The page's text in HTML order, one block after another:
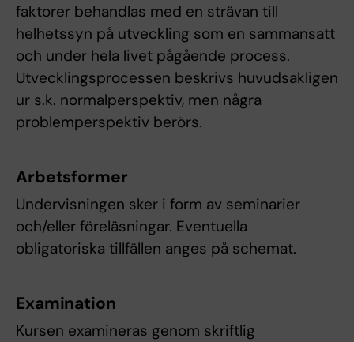
faktorer behandlas med en strävan till
helhetssyn på utveckling som en sammansatt
och under hela livet pågående process.
Utvecklingsprocessen beskrivs huvudsakligen
ur s.k. normalperspektiv, men några
problemperspektiv berörs.
Arbetsformer
Undervisningen sker i form av seminarier
och/eller föreläsningar. Eventuella
obligatoriska tillfällen anges på schemat.
Examination
Kursen examineras genom skriftlig